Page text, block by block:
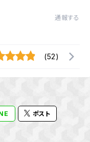
通報する
(52)
ポスト